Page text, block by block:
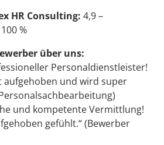
HR Consulting: 4,9 –
100 %
über uns:
Personaldienstleister!
und wird super
und kompetente Vermittlung!
gefühlt.“ (Bewerber